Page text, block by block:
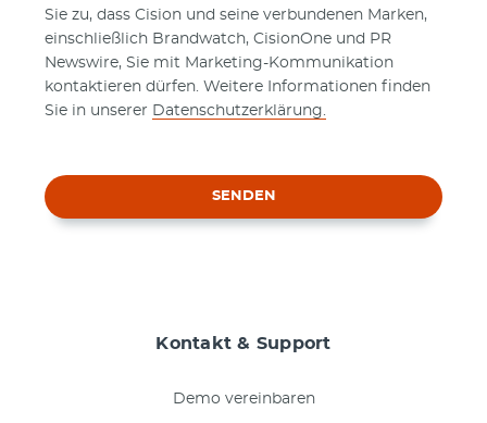
Sie zu, dass Cision und seine verbundenen Marken,
einschließlich Brandwatch, CisionOne und PR
Newswire, Sie mit Marketing-Kommunikation
kontaktieren dürfen. Weitere Informationen finden
Sie in unserer Datenschutzerklärung.
SENDEN
Kontakt & Support
Demo vereinbaren